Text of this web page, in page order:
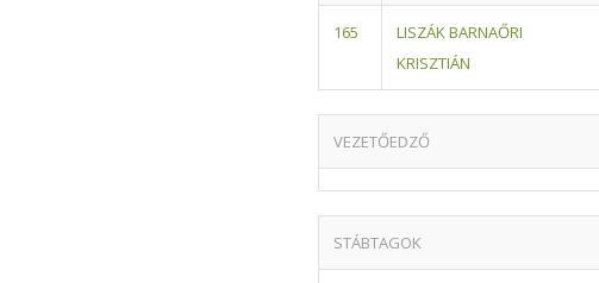
165 LISZÁK BARNAŐRI
KRISZTIÁN
VEZETŐEDZŐ
STÁBTAGOK